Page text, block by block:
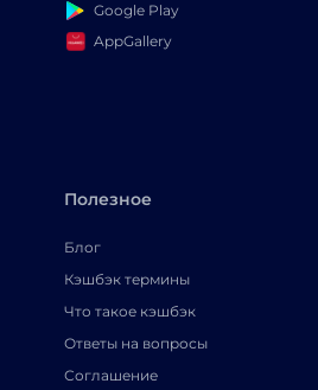
Google Play
AppGallery
Полезное
Блог
Кэшбэк термины
Что такое кэшбэк
Ответы на вопросы
Соглашение